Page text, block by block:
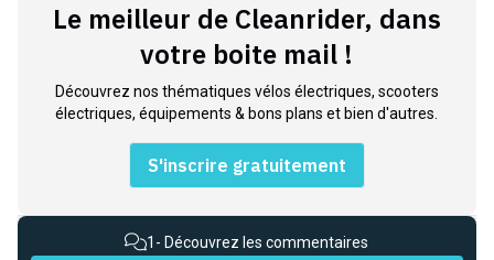
Le meilleur de Cleanrider, dans
votre boite mail !
Découvrez nos thématiques vélos électriques, scooters
électriques, équipements & bons plans et bien d'autres.
S'inscrire gratuitement
1 - Découvrez les commentaires